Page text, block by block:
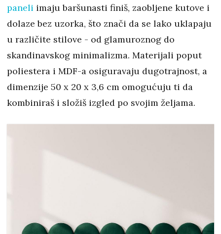
paneli imaju baršunasti finiš, zaobljene kutove i
dolaze bez uzorka, što znači da se lako uklapaju
u različite stilove - od glamuroznog do
skandinavskog minimalizma. Materijali poput
poliestera i MDF-a osiguravaju dugotrajnost, a
dimenzije 50 x 20 x 3,6 cm omogućuju ti da
kombiniraš i složiš izgled po svojim željama.